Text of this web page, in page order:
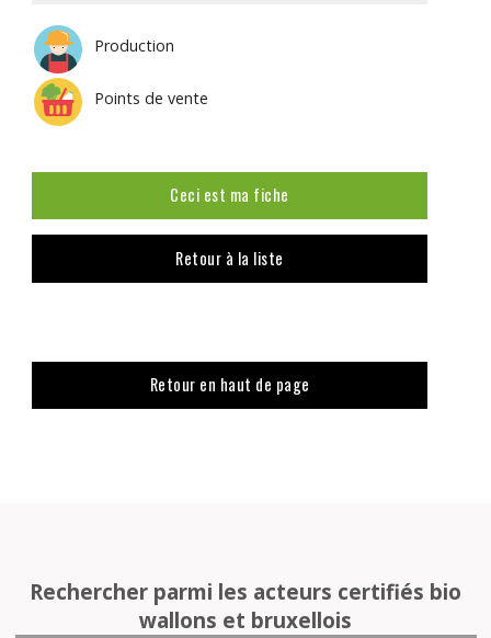
Production
Points de vente
Ceci est ma fiche
Retour à la liste
Retour en haut de page
Rechercher parmi les acteurs certifiés bio
wallons et bruxellois